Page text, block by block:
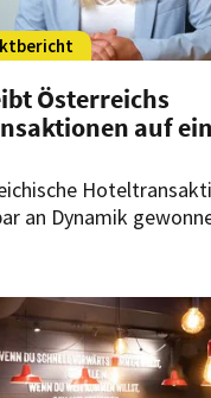
Österreichs
auf
an Dynamik
für
der neue Bericht zum